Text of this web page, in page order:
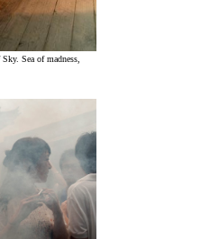
Sea of madness,